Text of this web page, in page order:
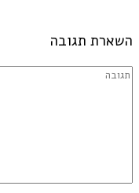
השארת תגובה